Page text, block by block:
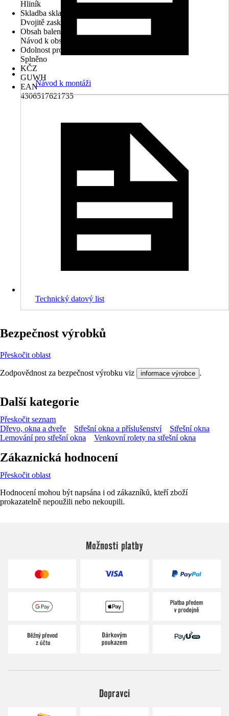
Hliník
Skladba skla
Dvojitě zasklené
Obsah balení
Návod k obsluze, Návod k montáži
Odolnost proti nárazovému dešti
Splněno
KČZ
GUWH
EAN
4306517621735
Návod k montáži
Technický datový list
Bezpečnost výrobků
Přeskočit oblast
Zodpovědnost za bezpečnost výrobku viz informace výrobce .
Další kategorie
Přeskočit seznam
Dřevo, okna a dveře
Střešní okna a příslušenství
Střešní okna
Lemování pro střešní okna
Venkovní rolety na střešní okna
Zákaznická hodnocení
Přeskočit oblast
Hodnocení mohou být napsána i od zákazníků, kteří zboží
prokazatelně nepoužili nebo nekoupili.
Možnosti platby
Dopravci